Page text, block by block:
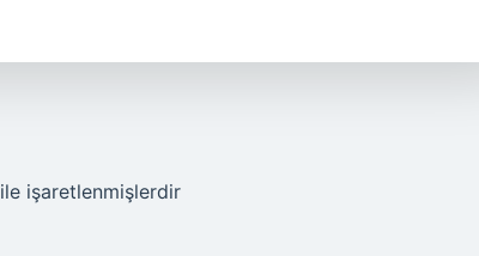
ile işaretlenmişlerdir